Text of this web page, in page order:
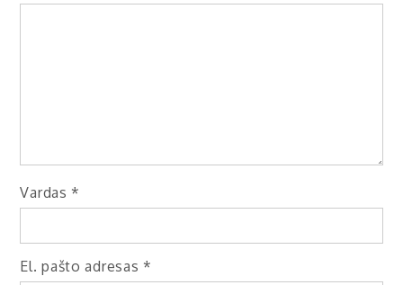
Vardas *
El. pašto adresas *